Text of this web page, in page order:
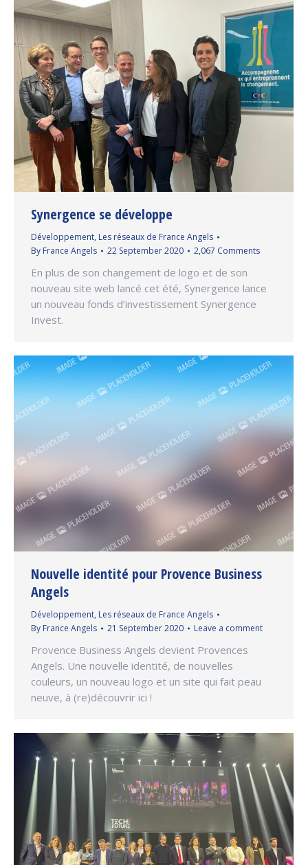
Synergence se développe
Développement, Les réseaux de France Angels
By France Angels 22 September 2020 2,067 Comments
En plus de son changement de logo et de son
nouveau site web lancé cet été, Synergence lance
un nouveau fonds d’investissement Synergence
Invest.
Nouvelle identité pour Provence Business
Angels
Développement, Les réseaux de France Angels
By France Angels 21 September 2020 Leave a comment
Provence Business Angels devient Provences
Angels. Une nouvelle identité, de nouvelles
couleurs, un nouveau logo et un site qui fait peau
neuve, à (re)découvrir ici !